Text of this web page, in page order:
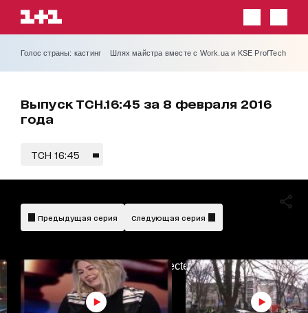
Голос страны: кастинг Шлях майстра вместе с Work.ua и KSE ProfTech
Выпуск ТСН.16:45 за 8 февраля 2016
года
ТСН 16:45
AdBlockDetected!
Предыдущая серия Следующая серия